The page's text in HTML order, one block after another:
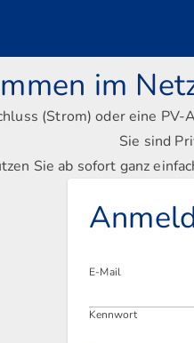
im
(Strom) oder eine
Sie sind
Sie ab sofort ganz
E-Mail
Kennwort